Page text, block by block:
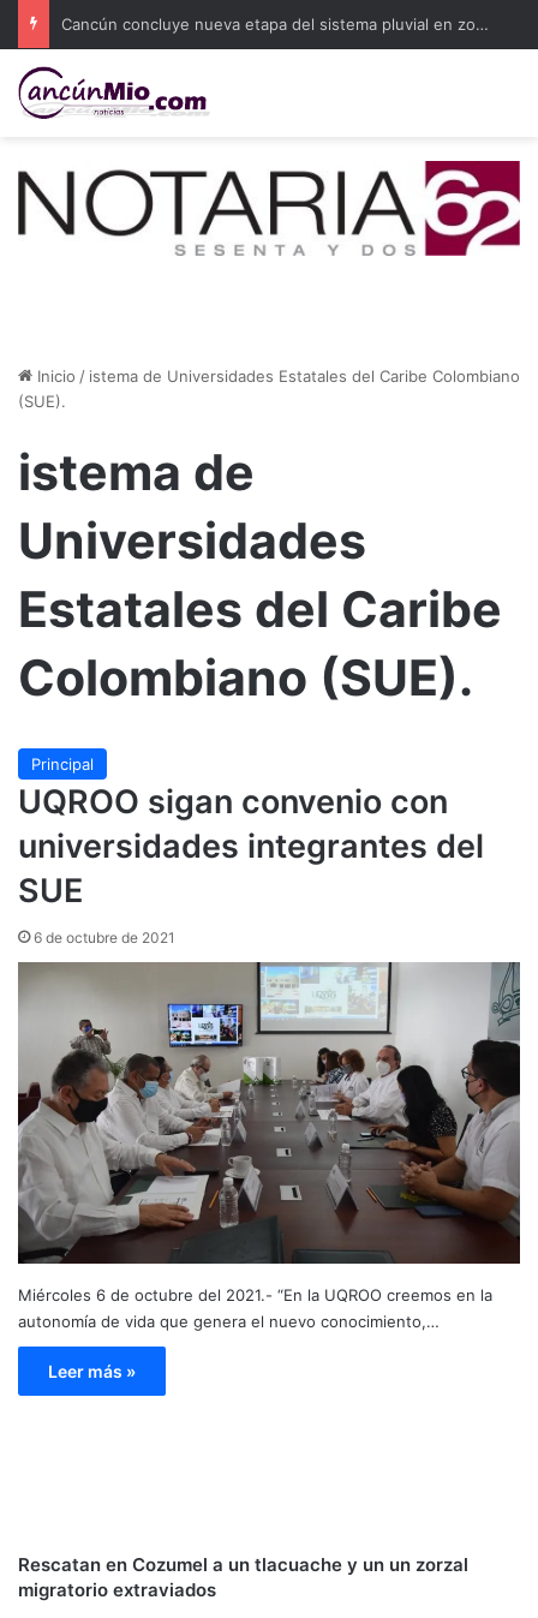
Cancún concluye nueva etapa del sistema pluvial en zonas con encharcamientos
Inicio / istema de Universidades Estatales del Caribe Colombiano
(SUE).
istema de
Universidades
Estatales del Caribe
Colombiano (SUE).
Principal
UQROO sigan convenio con
universidades integrantes del
SUE
6 de octubre de 2021
Miércoles 6 de octubre del 2021.- “En la UQROO creemos en la
autonomía de vida que genera el nuevo conocimiento,…
Leer más »
Rescatan en Cozumel a un tlacuache y un un zorzal
migratorio extraviados